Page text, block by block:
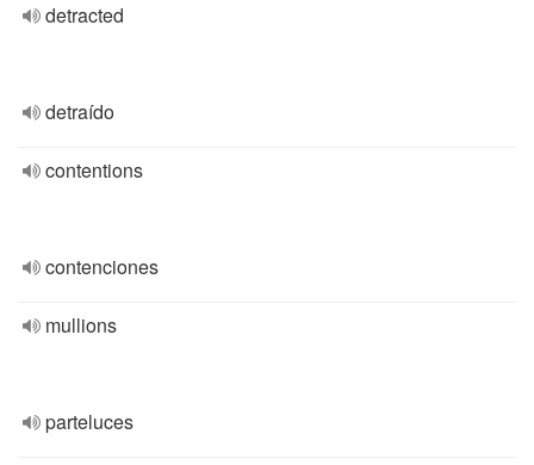
detracted
detraído
contentions
contenciones
mullions
parteluces